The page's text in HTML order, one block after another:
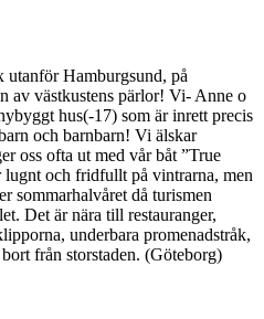
utanför Hamburgsund, på
av västkustens pärlor! Vi- Anne o
hus(-17) som är inrett precis
och barnbarn! Vi älskar
oss ofta ut med vår båt ”True
och fridfullt på vintrarna, men
sommarhalvåret då turismen
Det är nära till restauranger,
underbara promenadstråk,
från storstaden. (Göteborg)